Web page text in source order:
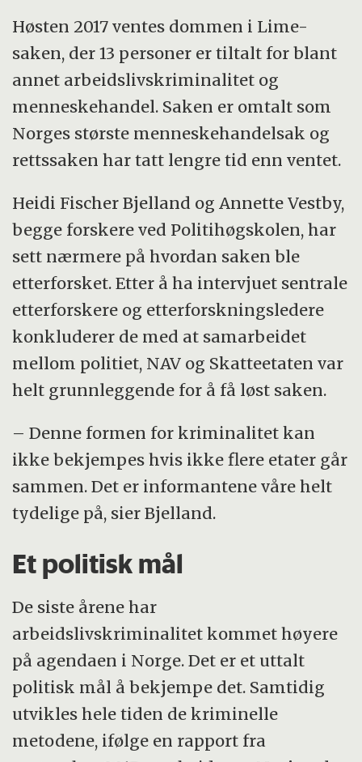
Høsten 2017 ventes dommen i Lime-
saken, der 13 personer er tiltalt for blant
annet arbeidslivskriminalitet og
menneskehandel. Saken er omtalt som
Norges største menneskehandelsak og
rettssaken har tatt lengre tid enn ventet.
Heidi Fischer Bjelland og Annette Vestby,
begge forskere ved Politihøgskolen, har
sett nærmere på hvordan saken ble
etterforsket. Etter å ha intervjuet sentrale
etterforskere og etterforskningsledere
konkluderer de med at samarbeidet
mellom politiet, NAV og Skatteetaten var
helt grunnleggende for å få løst saken.
– Denne formen for kriminalitet kan
ikke bekjempes hvis ikke flere etater går
sammen. Det er informantene våre helt
tydelige på, sier Bjelland.
Et politisk mål
De siste årene har
arbeidslivskriminalitet kommet høyere
på agendaen i Norge. Det er et uttalt
politisk mål å bekjempe det. Samtidig
utvikles hele tiden de kriminelle
metodene, ifølge en rapport fra